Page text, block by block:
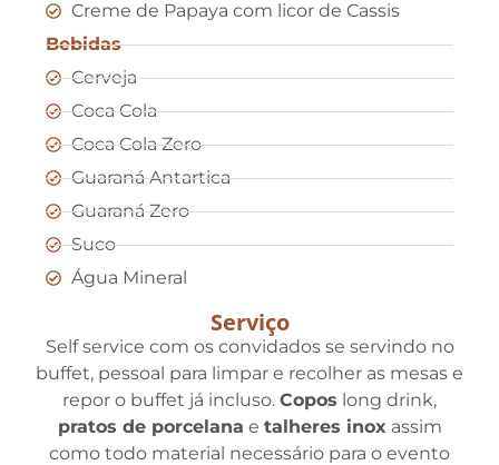
Creme de Papaya com licor de Cassis
Bebidas
Cerveja
Coca Cola
Coca Cola Zero
Guaraná Antartica
Guaraná Zero
Suco
Água Mineral
Serviço
Self service com os convidados se servindo no
buffet, pessoal para limpar e recolher as mesas e
repor o buffet já incluso. Copos long drink,
pratos de porcelana e talheres inox assim
como todo material necessário para o evento